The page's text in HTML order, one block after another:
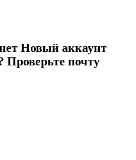
Новый аккаунт
Проверьте почту